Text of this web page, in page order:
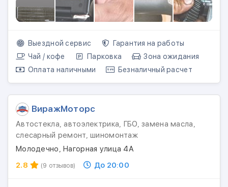
Выездной сервис
Гарантия на работы
Чай / кофе
Парковка
Зона ожидания
Оплата наличными
Безналичный расчет
ВиражМоторс
Автостекла, автоэлектрика, ГБО, замена масла,
слесарный ремонт, шиномонтаж
Молодечно, Нагорная улица 4А
2.8
(9 отзывов) До 20:00